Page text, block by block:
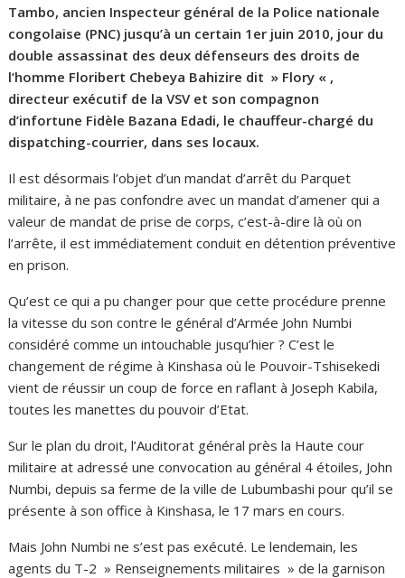
Tambo, ancien Inspecteur général de la Police nationale
congolaise (PNC) jusqu’à un certain 1er juin 2010, jour du
double assassinat des deux défenseurs des droits de
l’homme Floribert Chebeya Bahizire dit » Flory « ,
directeur exécutif de la VSV et son compagnon
d’infortune Fidèle Bazana Edadi, le chauffeur-chargé du
dispatching-courrier, dans ses locaux.
Il est désormais l’objet d’un mandat d’arrêt du Parquet
militaire, à ne pas confondre avec un mandat d’amener qui a
valeur de mandat de prise de corps, c’est-à-dire là où on
l’arrête, il est immédiatement conduit en détention préventive
en prison.
Qu’est ce qui a pu changer pour que cette procédure prenne
la vitesse du son contre le général d’Armée John Numbi
considéré comme un intouchable jusqu’hier ? C’est le
changement de régime à Kinshasa où le Pouvoir-Tshisekedi
vient de réussir un coup de force en raflant à Joseph Kabila,
toutes les manettes du pouvoir d’Etat.
Sur le plan du droit, l’Auditorat général près la Haute cour
militaire at adressé une convocation au général 4 étoiles, John
Numbi, depuis sa ferme de la ville de Lubumbashi pour qu’il se
présente à son office à Kinshasa, le 17 mars en cours.
Mais John Numbi ne s’est pas exécuté. Le lendemain, les
agents du T-2 » Renseignements militaires » de la garnison